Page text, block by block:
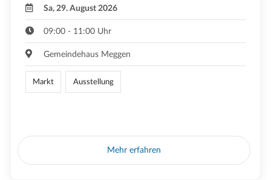
Sa, 29. August 2026
09:00 - 11:00 Uhr
Gemeindehaus Meggen
Markt Ausstellung
Mehr erfahren